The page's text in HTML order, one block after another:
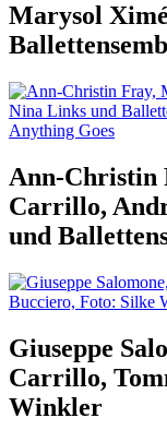
Marysol
Ann-Christin
Carrillo,
und
Giuseppe
Carrillo,
Winkler